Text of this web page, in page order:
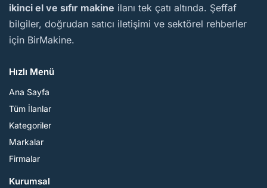
ikinci el ve sıfır makine ilanı tek çatı altında. Şeffaf
bilgiler, doğrudan satıcı iletişimi ve sektörel rehberler
için BirMakine.
Hızlı Menü
Ana Sayfa
Tüm İlanlar
Kategoriler
Markalar
Firmalar
Kurumsal